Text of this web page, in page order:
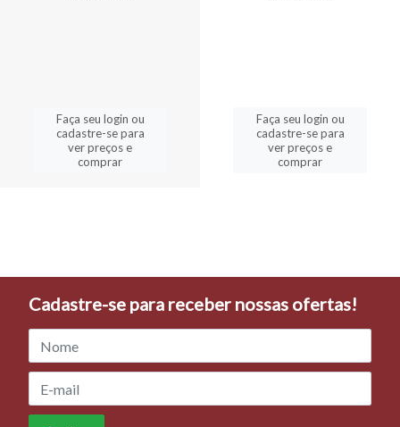
Faça seu login ou
cadastre-se para
ver preços e
comprar
Faça seu login ou
cadastre-se para
ver preços e
comprar
Cadastre-se para receber nossas ofertas!